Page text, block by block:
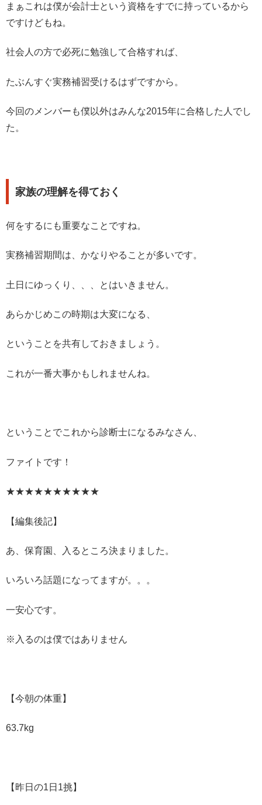
まぁこれは僕が会計士という資格をすでに持っているから
ですけどもね。
社会人の方で必死に勉強して合格すれば、
たぶんすぐ実務補習受けるはずですから。
今回のメンバーも僕以外はみんな2015年に合格した人でし
た。
家族の理解を得ておく
何をするにも重要なことですね。
実務補習期間は、かなりやることが多いです。
土日にゆっくり、、、とはいきません。
あらかじめこの時期は大変になる、
ということを共有しておきましょう。
これが一番大事かもしれませんね。
ということでこれから診断士になるみなさん、
ファイトです！
★★★★★★★★★★
【編集後記】
あ、保育園、入るところ決まりました。
いろいろ話題になってますが。。。
一安心です。
※入るのは僕ではありません
【今朝の体重】
63.7kg
【昨日の1日1挑】